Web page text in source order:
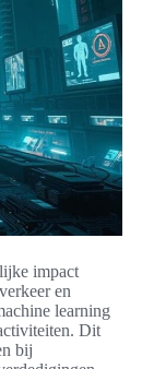
impact
en
learning
Dit
bij